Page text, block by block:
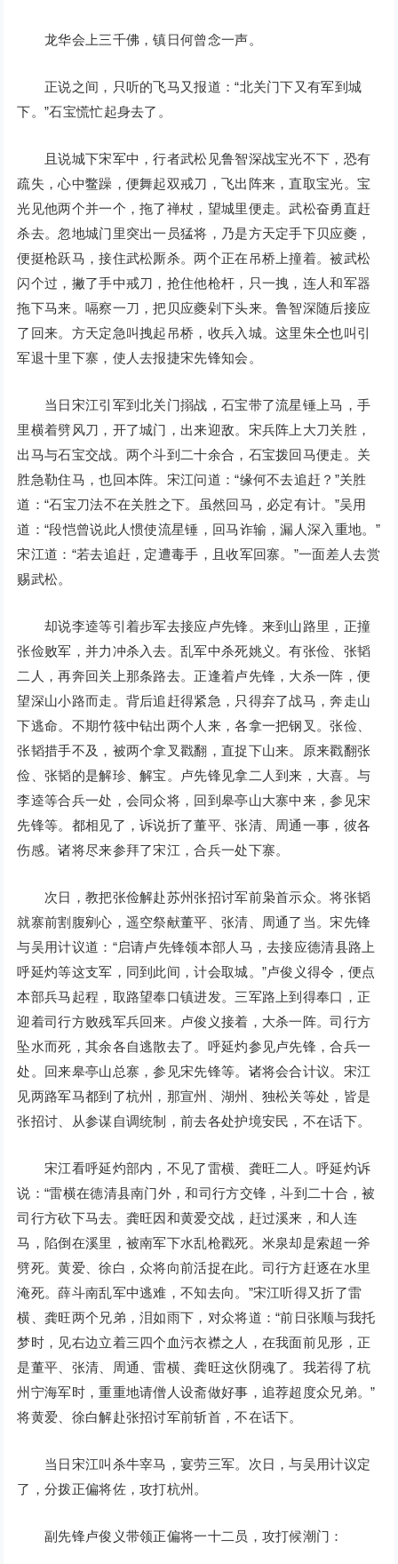
龙华会上三千佛，镇日何曾念一声。
正说之间，只听的飞马又报道：“北关门下又有军到城
下。”石宝慌忙起身去了。
且说城下宋军中，行者武松见鲁智深战宝光不下，恐有
疏失，心中鳖躁，便舞起双戒刀，飞出阵来，直取宝光。宝
光见他两个并一个，拖了禅杖，望城里便走。武松奋勇直赶
杀去。忽地城门里突出一员猛将，乃是方天定手下贝应夔，
便挺枪跃马，接住武松厮杀。两个正在吊桥上撞着。被武松
闪个过，撇了手中戒刀，抢住他枪杆，只一拽，连人和军器
拖下马来。嗝察一刀，把贝应夔剁下头来。鲁智深随后接应
了回来。方天定急叫拽起吊桥，收兵入城。这里朱仝也叫引
军退十里下寨，使人去报捷宋先锋知会。
当日宋江引军到北关门搦战，石宝带了流星锤上马，手
里横着劈风刀，开了城门，出来迎敌。宋兵阵上大刀关胜，
出马与石宝交战。两个斗到二十余合，石宝拨回马便走。关
胜急勒住马，也回本阵。宋江问道：“缘何不去追赶？”关胜
道：“石宝刀法不在关胜之下。虽然回马，必定有计。”吴用
道：“段恺曾说此人惯使流星锤，回马诈输，漏人深入重地。”
宋江道：“若去追赶，定遭毒手，且收军回寨。”一面差人去赏
赐武松。
却说李逵等引着步军去接应卢先锋。来到山路里，正撞
张俭败军，并力冲杀入去。乱军中杀死姚义。有张俭、张韬
二人，再奔回关上那条路去。正逢着卢先锋，大杀一阵，便
望深山小路而走。背后追赶得紧急，只得弃了战马，奔走山
下逃命。不期竹筱中钻出两个人来，各拿一把钢叉。张俭、
张韬措手不及，被两个拿叉戳翻，直捉下山来。原来戳翻张
俭、张韬的是解珍、解宝。卢先锋见拿二人到来，大喜。与
李逵等合兵一处，会同众将，回到皋亭山大寨中来，参见宋
先锋等。都相见了，诉说折了董平、张清、周通一事，彼各
伤感。诸将尽来参拜了宋江，合兵一处下寨。
次日，教把张俭解赴苏州张招讨军前枭首示众。将张韬
就寨前割腹剜心，遥空祭献董平、张清、周通了当。宋先锋
与吴用计议道：“启请卢先锋领本部人马，去接应德清县路上
呼延灼等这支军，同到此间，计会取城。”卢俊义得令，便点
本部兵马起程，取路望奉口镇进发。三军路上到得奉口，正
迎着司行方败残军兵回来。卢俊义接着，大杀一阵。司行方
坠水而死，其余各自逃散去了。呼延灼参见卢先锋，合兵一
处。回来皋亭山总寨，参见宋先锋等。诸将会合计议。宋江
见两路军马都到了杭州，那宣州、湖州、独松关等处，皆是
张招讨、从参谋自调统制，前去各处护境安民，不在话下。
宋江看呼延灼部内，不见了雷横、龚旺二人。呼延灼诉
说：“雷横在德清县南门外，和司行方交锋，斗到二十合，被
司行方砍下马去。龚旺因和黄爱交战，赶过溪来，和人连
马，陷倒在溪里，被南军下水乱枪戳死。米泉却是索超一斧
劈死。黄爱、徐白，众将向前活捉在此。司行方赶逐在水里
淹死。薛斗南乱军中逃难，不知去向。”宋江听得又折了雷
横、龚旺两个兄弟，泪如雨下，对众将道：“前日张顺与我托
梦时，见右边立着三四个血污衣襟之人，在我面前见形，正
是董平、张清、周通、雷横、龚旺这伙阴魂了。我若得了杭
州宁海军时，重重地请僧人设斋做好事，追荐超度众兄弟。”
将黄爱、徐白解赴张招讨军前斩首，不在话下。
当日宋江叫杀牛宰马，宴劳三军。次日，与吴用计议定
了，分拨正偏将佐，攻打杭州。
副先锋卢俊义带领正偏将一十二员，攻打候潮门：